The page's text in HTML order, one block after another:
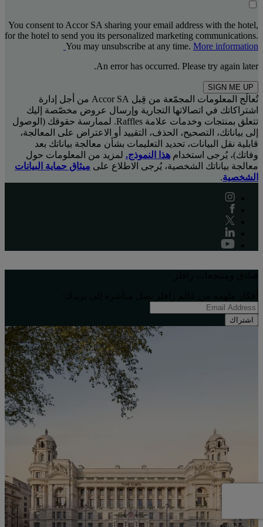
You consent to Accor SA sharing your email address with the hotel,
for the hotel to send you its personalized marketing communications.
You may unsubscribe at any time. More information
An error has occurred. Please try again later.
SIGN ME UP
تُعالَج المعلومات المجمّعة من قِبل Accor SA من أجل إدارة
اشتراكاتك في اتصالاتها التجارية وإرسال عروض مخصّصة إليك
تتعلق بمنتجات وخدمات علامة Raffles. لممارسة حقوقك (الوصول
إلى بياناتك، التصحيح، الحذف، التقييد أو الاعتراض على المعالجة،
قابلية نقل البيانات، تحديد التعليمات بشأن معالجة بياناتك بعد
وفاتك)، يُرجى استخدام هذا النموذج. لمزيد من المعلومات حول
معالجة بياناتك الشخصية، يُرجى الاطلاع على ميثاق حماية البيانات
الشخصية.
اشتراك